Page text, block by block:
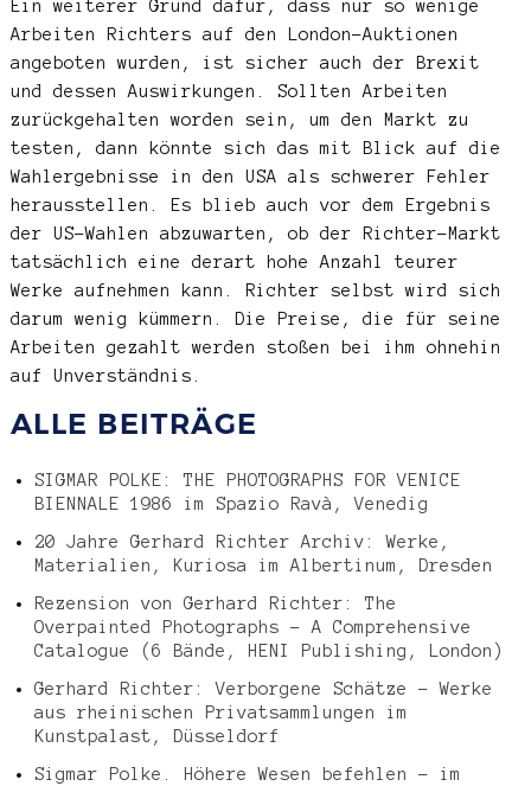
Ein weiterer Grund dafür, dass nur so wenige
Arbeiten Richters auf den London-Auktionen
angeboten wurden, ist sicher auch der Brexit
und dessen Auswirkungen. Sollten Arbeiten
zurückgehalten worden sein, um den Markt zu
testen, dann könnte sich das mit Blick auf die
Wahlergebnisse in den USA als schwerer Fehler
herausstellen. Es blieb auch vor dem Ergebnis
der US-Wahlen abzuwarten, ob der Richter-Markt
tatsächlich eine derart hohe Anzahl teurer
Werke aufnehmen kann. Richter selbst wird sich
darum wenig kümmern. Die Preise, die für seine
Arbeiten gezahlt werden stoßen bei ihm ohnehin
auf Unverständnis.
ALLE BEITRÄGE
SIGMAR POLKE: THE PHOTOGRAPHS FOR VENICE
BIENNALE 1986 im Spazio Ravà, Venedig
20 Jahre Gerhard Richter Archiv: Werke,
Materialien, Kuriosa im Albertinum, Dresden
Rezension von Gerhard Richter: The
Overpainted Photographs – A Comprehensive
Catalogue (6 Bände, HENI Publishing, London)
Gerhard Richter: Verborgene Schätze – Werke
aus rheinischen Privatsammlungen im
Kunstpalast, Düsseldorf
Sigmar Polke. Höhere Wesen befehlen – im